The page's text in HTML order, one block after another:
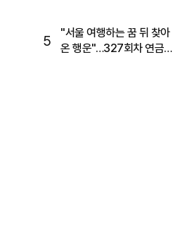
5
"서울 여행하는 꿈 뒤 찾아
온 행운"…327회차 연금